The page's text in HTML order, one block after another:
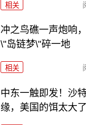
相关
冲之鸟礁一声炮响
\"岛链梦\"碎一地
相关
中东一触即发！沙
缘，美国的饵太大了